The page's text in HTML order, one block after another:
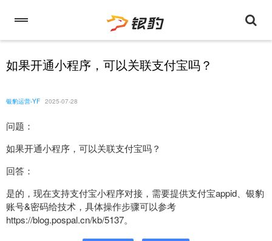
如果开通小程序，可以关联支付宝吗？
银豹运营-YF 2025-07-28
问题：
如果开通小程序，可以关联支付宝吗？
回答：
是的，现在支持支付宝小程序对接，需要提供支付宝appid、银豹
账号&密码给技术，具体操作步骤可以参考
https://blog.pospal.cn/kb/5137。